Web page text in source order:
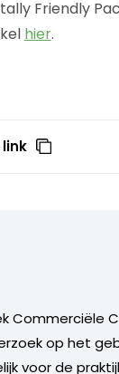
Friendly
hier.
link
Commerciële
op het
voor de